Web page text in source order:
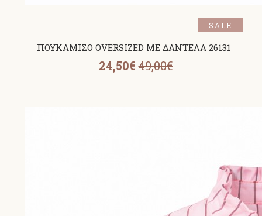
SALE
ΠΟΥΚΑΜΙΣΟ OVERSIZED ΜΕ ΔΑΝΤΕΛΑ 26131
24,50€ 49,00€